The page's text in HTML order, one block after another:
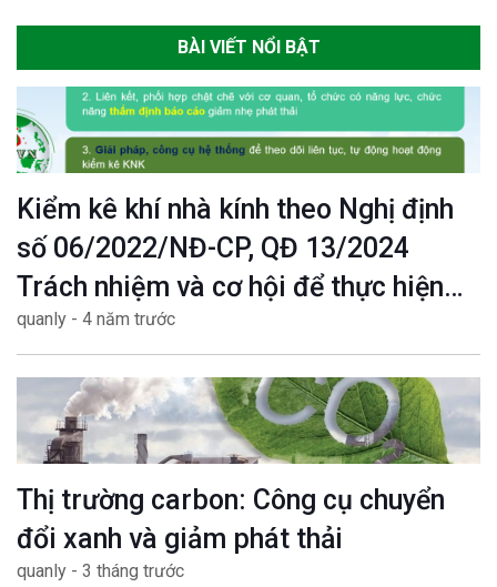
BÀI VIẾT NỔI BẬT
Kiểm kê khí nhà kính theo Nghị định
số 06/2022/NĐ-CP, QĐ 13/2024
Trách nhiệm và cơ hội để thực hiện
mục tiêu Net zero
quanly - 4 năm trước
Thị trường carbon: Công cụ chuyển
đổi xanh và giảm phát thải
quanly - 3 tháng trước